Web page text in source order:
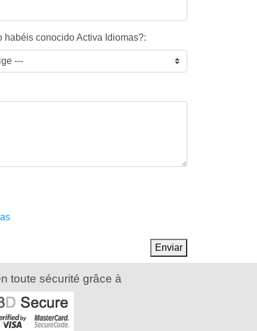
habéis conocido Activa Idiomas?:
Enviar
toute sécurité grâce à